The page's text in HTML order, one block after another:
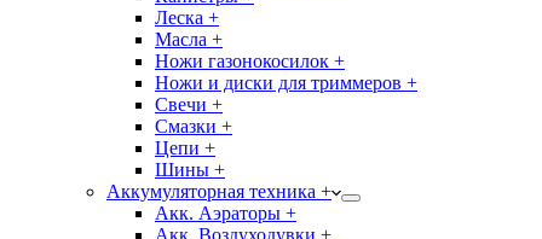
Леска +
Масла +
Ножи газонокосилок +
Ножи и диски для триммеров +
Свечи +
Смазки +
Цепи +
Шины +
Аккумуляторная техника +
Акк. Аэраторы +
Акк. Воздуходувки +